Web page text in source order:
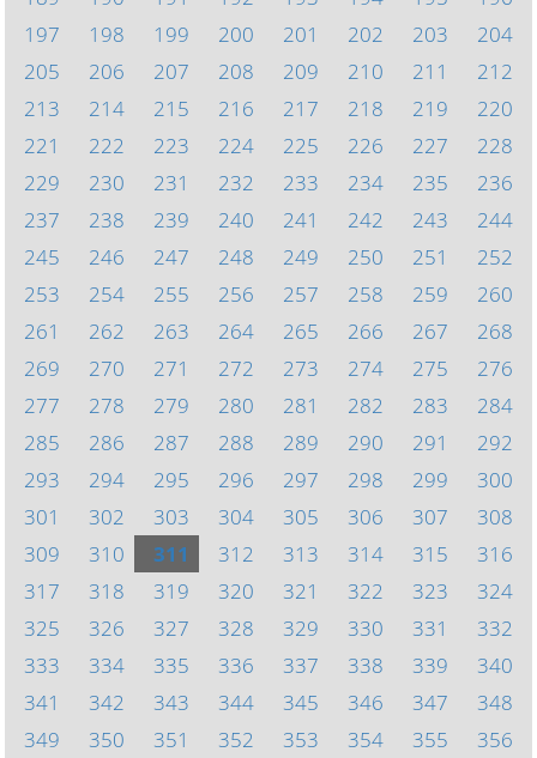
197
198 199 200 201 202 203
204
205
206 207 208 209 210 211
212
213
214 215 216 217 218 219
220
221
222 223 224 225 226 227
228
229
230 231 232 233 234 235
236
237
238 239 240 241 242 243
244
245
246 247 248 249 250 251
252
253
254 255 256 257 258 259
260
261
262 263 264 265 266 267
268
269
270 271 272 273 274 275
276
277
278 279 280 281 282 283
284
285
286 287 288 289 290 291
292
293
294 295 296 297 298 299
300
301
302 303 304 305 306 307
308
309
310 311 312 313 314 315
316
317
318 319 320 321 322 323
324
325
326 327 328 329 330 331
332
333
334 335 336 337 338 339
340
341
342 343 344 345 346 347
348
349
350 351 352 353 354 355 356